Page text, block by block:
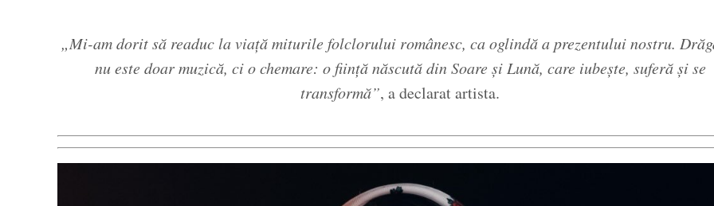
„Mi-am dorit să readuc la viață miturile folclorului românesc, ca oglindă a prezentului nostru.
nu este doar muzică, ci o chemare: o ființă născută din Soare și Lună, care iubește, suferă și se
transformă”, a declarat artista.